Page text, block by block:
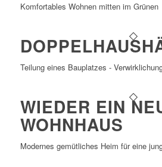
Komfortables Wohnen mitten im Grünen
Teilung eines Bauplatzes -
WIEDER EIN
WOHNHAUS
Modernes gemütliches Heim für eine